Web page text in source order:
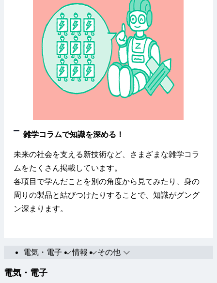
雑学コラムで知識を深める！
未来の社会を支える新技術など、さまざまな雑学コラ
ムをたくさん掲載しています。
各項目で学んだことを別の角度から見てみたり、身の
周りの製品と結びつけたりすることで、知識がグング
ン深まります。
電気・電子 情報 その他
電気・電子